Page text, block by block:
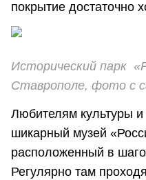
покрытие достаточно
Исторический парк
Ставрополе, фото с
Любителям культуры и
шикарный музей
расположенный в
Регулярно там